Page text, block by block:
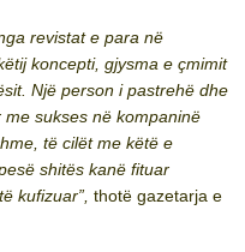
revistat e para në
koncepti, gjysma e çmimit
Një person i pastrehë dhe
sukses në kompaninë
të cilët me këtë e
shitës kanë fituar
kufizuar”, thotë gazetarja e